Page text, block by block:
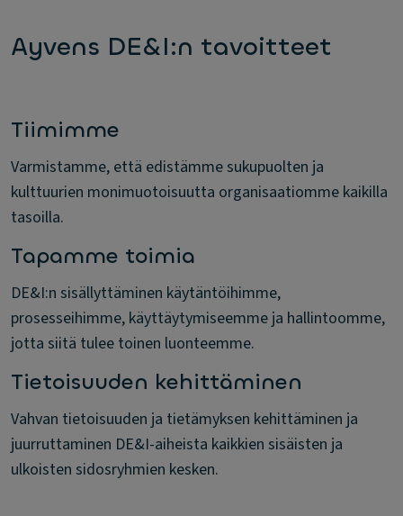
Ayvens DE&I:n tavoitteet
Tiimimme
Varmistamme, että edistämme sukupuolten ja
kulttuurien monimuotoisuutta organisaatiomme kaikilla
tasoilla.
Tapamme toimia
DE&I:n sisällyttäminen käytäntöihimme,
prosesseihimme, käyttäytymiseemme ja hallintoomme,
jotta siitä tulee toinen luonteemme.
Tietoisuuden kehittäminen
Vahvan tietoisuuden ja tietämyksen kehittäminen ja
juurruttaminen DE&I-aiheista kaikkien sisäisten ja
ulkoisten sidosryhmien kesken.